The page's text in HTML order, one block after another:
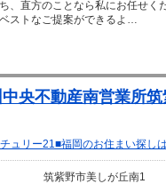
、直方のことなら私にお任せく
ストなご提案ができるよ…
央不動産南営業所
ュリー21■福岡のお住まい探し
筑紫野市美しが丘南1